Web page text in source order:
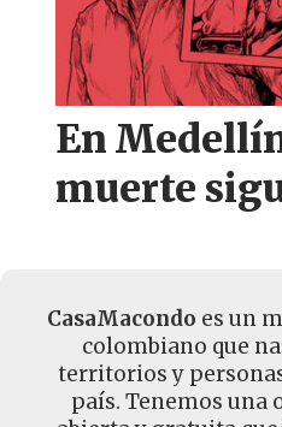
En
muerte
CasaMacondo es un
colombiano que
territorios y
país. Tenemos una